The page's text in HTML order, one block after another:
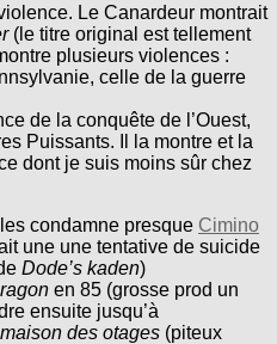
Le Canardeur montrait
(le titre original est tellement
plusieurs violences :
celle de la guerre
de la conquête de l’Ouest,
Puissants. Il la montre et la
dont je suis moins sûr chez
condamne presque Cimino
une une tentative de suicide
Dode’s kaden)
en 85 (grosse prod un
ensuite jusqu’à
des otages (piteux